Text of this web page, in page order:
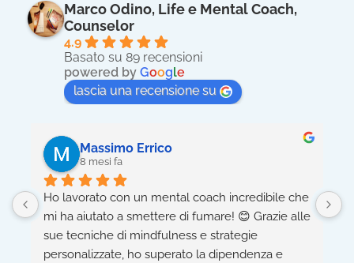
Marco Odino, Life e Mental Coach,
Counselor
4.9
Basato su 89 recensioni
powered by Google
lascia una recensione su
Massimo Errico
8 mesi fa
Ho lavorato con un mental coach incredibile che
mi ha aiutato a smettere di fumare! 😊 Grazie alle
sue tecniche di mindfulness e strategie
personalizzate, ho superato la dipendenza e